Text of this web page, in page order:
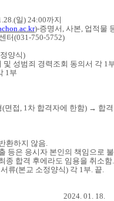
일) 24:00까지
)-증명서 , 사본, 업적물
터(031-750-5752)
양식)
및 성범죄 경력조회 동의서 각 1
1부
(면접 , 1차 합격자에 한함) → 합
환하지 않음.
등은 응시자 본인의 책임으로
종 합격 후에라도 임용을 취소함.
류(본교 소정양식) 각 1부. 끝.
2024. 01. 18.